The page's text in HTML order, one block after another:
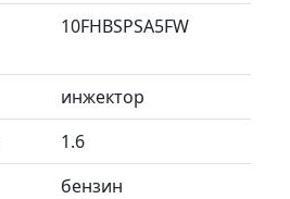
10FHBSPSA5FW
инжектор
1.6
бензин